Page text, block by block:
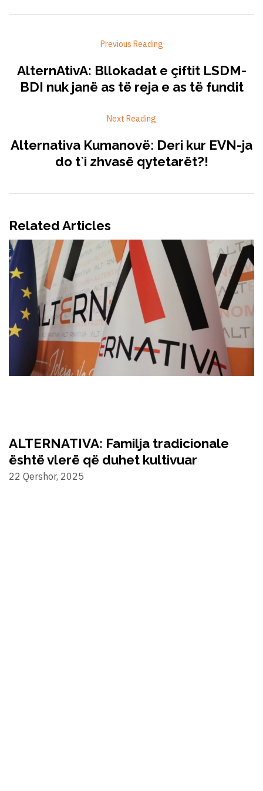
Previous Reading
AlternAtivA: Bllokadat e çiftit LSDM-
BDI nuk janë as të reja e as të fundit
Next Reading
Alternativa Kumanovë: Deri kur EVN-ja
do t`i zhvasë qytetarët?!
Related Articles
ALTERNATIVA: Familja tradicionale
është vlerë që duhet kultivuar
22 Qershor, 2025